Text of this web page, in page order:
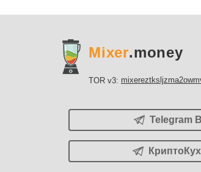
Mixer.money
TOR v3:
Telegram